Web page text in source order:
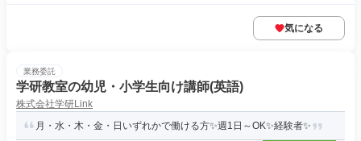
気になる
業務委託
学研教室の幼児・小学生向け講師(英語)
株式会社学研Link
月・水・木・金・日いずれかで働ける方✨週1日～OK✨経験者✨